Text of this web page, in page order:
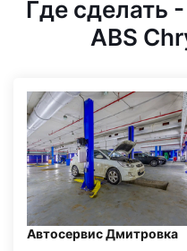
Где сделать
ABS
Автосервис Дмитровка